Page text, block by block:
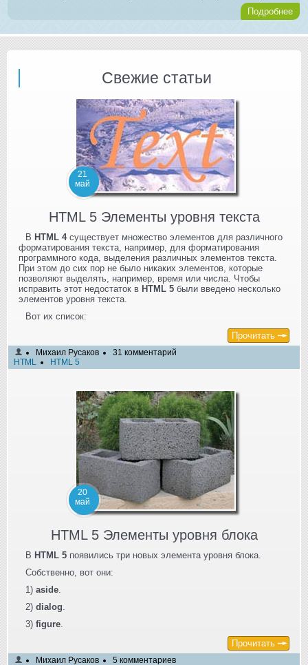
Подробнее
Свежие статьи
21
май
HTML 5 Элементы уровня текста
В HTML 4существует множество элементов для различного
форматирования текста, например, для форматирования
программного кода, выделения различных элементов текста.
При этом до сих пор не было никаких элементов, которые
позволяют выделять, например, время или числа. Чтобы
исправить этот недостаток в HTML 5 были введено несколько
элементов уровня текста.
Вот их список:
Прочитать
Михаил Русаков
31 комментарий
HTML
HTML 5
20
май
HTML 5 Элементы уровня блока
В HTML 5 появились три новых элемента уровня блока.
Собственно, вот они:
1) aside
2) dialog
3) figure
Прочитать
Михаил Русаков
5 комментариев